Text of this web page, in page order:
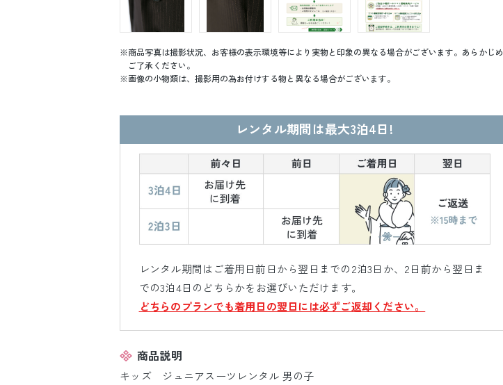
商品写真は撮影状況、お客様の表示環境等により実物と印象の異なる場合がございます。あらかじめ
ご了承ください。
画像の小物類は、撮影用の為お付けする物と異なる場合がございます。
レンタル期間は最大3泊4日!
レンタル期間はご着用日前日から翌日までの2泊3日か、2日前から翌日ま
での3泊4日のどちらかをお選びいただけます。
どちらのプランでも着用日の翌日には必ずご返却ください。
商品説明
キッズ ジュニアスーツレンタル 男の子